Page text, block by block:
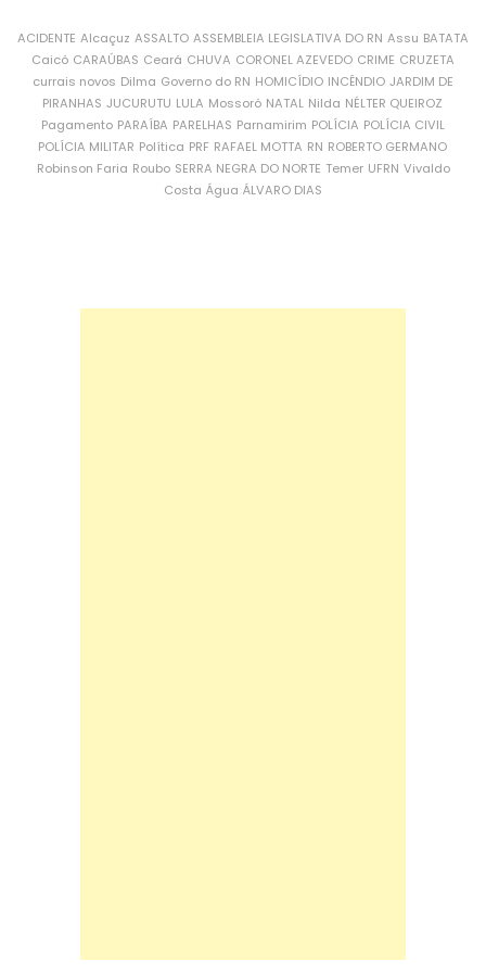
ACIDENTE Alcaçuz ASSALTO ASSEMBLEIA LEGISLATIVA DO RN Assu BATATA
Caicó CARAÚBAS Ceará CHUVA CORONEL AZEVEDO CRIME CRUZETA
currais novos Dilma Governo do RN HOMICÍDIO INCÊNDIO JARDIM DE
PIRANHAS JUCURUTU LULA Mossoró NATAL Nilda NÉLTER QUEIROZ
Pagamento PARAÍBA PARELHAS Parnamirim POLÍCIA POLÍCIA CIVIL
POLÍCIA MILITAR Política PRF RAFAEL MOTTA RN ROBERTO GERMANO
Robinson Faria Roubo SERRA NEGRA DO NORTE Temer UFRN Vivaldo
Costa Água ÁLVARO DIAS